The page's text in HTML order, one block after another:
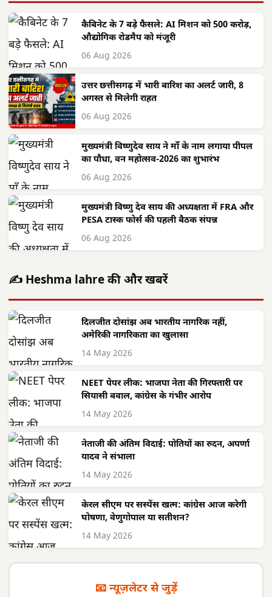
कैबिनेट के 7 बड़े फैसले: AI मिशन को 500 करोड़,
औद्योगिक रोडमैप को मंजूरी
06 Aug 2026
उत्तर छत्तीसगढ़ में भारी बारिश का अलर्ट जारी, 8
अगस्त से मिलेगी राहत
06 Aug 2026
मुख्यमंत्री विष्णुदेव साय ने माँ के नाम लगाया पीपल
का पौधा, वन महोत्सव-2026 का शुभारंभ
06 Aug 2026
मुख्यमंत्री विष्णु देव साय की अध्यक्षता में FRA और
PESA टास्क फोर्स की पहली बैठक संपन्न
06 Aug 2026
✍️ Heshma lahre की और खबरें
दिलजीत दोसांझ अब भारतीय नागरिक नहीं,
अमेरिकी नागरिकता का खुलासा
14 May 2026
NEET पेपर लीक: भाजपा नेता की गिरफ्तारी पर
सियासी बवाल, कांग्रेस के गंभीर आरोप
14 May 2026
नेताजी की अंतिम विदाई: पोतियों का रुदन, अपर्णा
यादव ने संभाला
14 May 2026
केरल सीएम पर सस्पेंस खत्म: कांग्रेस आज करेगी
घोषणा, वेणुगोपाल या सतीशन?
14 May 2026
📧 न्यूज़लेटर से जुड़ें